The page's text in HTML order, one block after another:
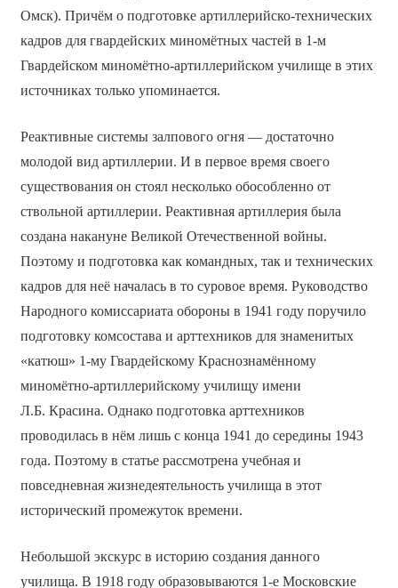
Омск). Причём о подготовке артиллерийско-технических
кадров для гвардейских миномётных частей в 1-м
Гвардейском миномётно-артиллерийском училище в этих
источниках только упоминается.
Реактивные системы залпового огня — достаточно
молодой вид артиллерии. И в первое время своего
существования он стоял несколько обособленно от
ствольной артиллерии. Реактивная артиллерия была
создана накануне Великой Отечественной войны.
Поэтому и подготовка как командных, так и технических
кадров для неё началась в то суровое время. Руководство
Народного комиссариата обороны в 1941 году поручило
подготовку комсостава и арттехников для знаменитых
«катюш» 1-му Гвардейскому Краснознамённому
миномётно-артиллерийскому училищу имени
Л.Б. Красина. Однако подготовка арттехников
проводилась в нём лишь с конца 1941 до середины 1943
года. Поэтому в статье рассмотрена учебная и
повседневная жизнедеятельность училища в этот
исторический промежуток времени.
Небольшой экскурс в историю создания данного
училища. В 1918 году образовываются 1-е Московские